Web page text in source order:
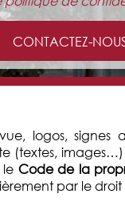
CONTACTEZ-
logos, signes
(textes,
Code de la
par le